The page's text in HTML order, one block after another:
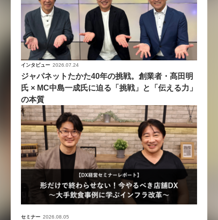
インタビュー 2026.07.24
ジャパネットたかた40年の挑戦。創業者・髙田明
氏 × MC中島一成氏に迫る「挑戦」と「伝える力」
の本質
セミナー 2026.08.05